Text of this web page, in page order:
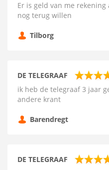
Er is geld van me
nog terug willen
Tilborg
DE TELEGRAAF
ik heb de telegraaf 3 jaar
andere krant
Barendregt
DE TELEGRAAF